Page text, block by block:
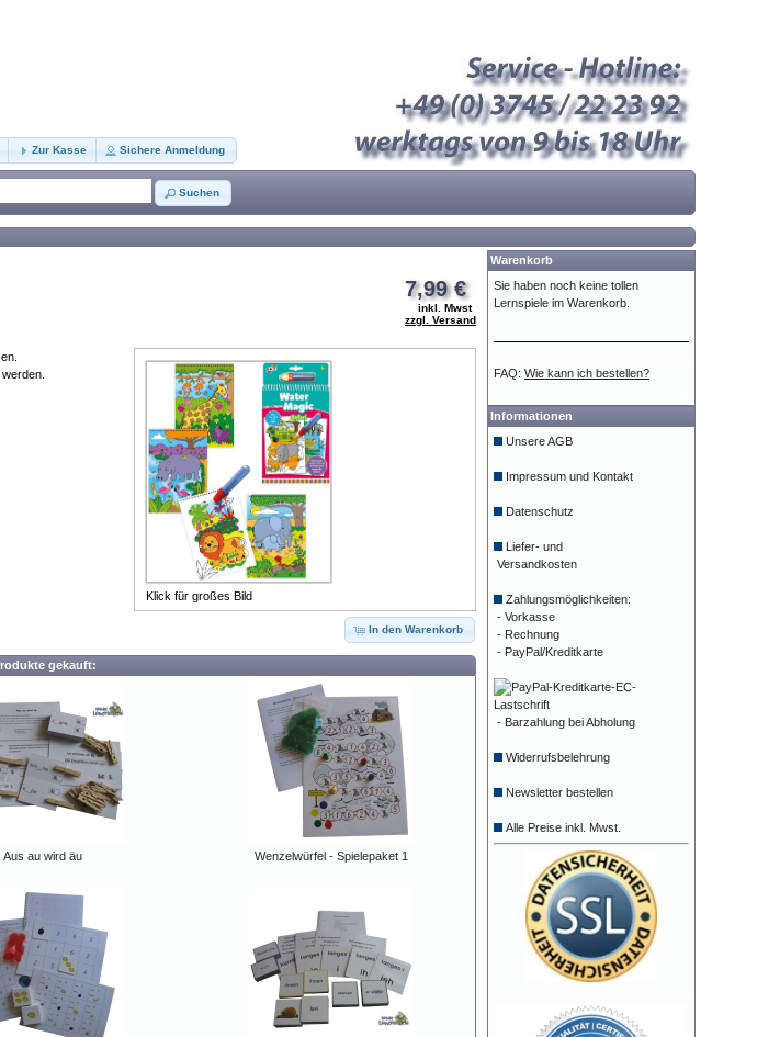
Zur Kasse Sichere Anmeldung
Suchen
7,99 €
inkl. Mwst
zzgl. Versand
Klick für großes Bild
In den Warenkorb
gekauft:
Aus au wird äu Wenzelwürfel - Spielepaket 1
Warenkorb
Sie haben noch keine tollen
Lernspiele im Warenkorb.
FAQ: Wie kann ich bestellen?
Informationen
Unsere AGB
Impressum und Kontakt
Datenschutz
Liefer- und
Versandkosten
Zahlungsmöglichkeiten:
- Vorkasse
- Rechnung
- PayPal/Kreditkarte
- Barzahlung bei Abholung
Widerrufsbelehrung
Newsletter bestellen
Alle Preise inkl. Mwst.